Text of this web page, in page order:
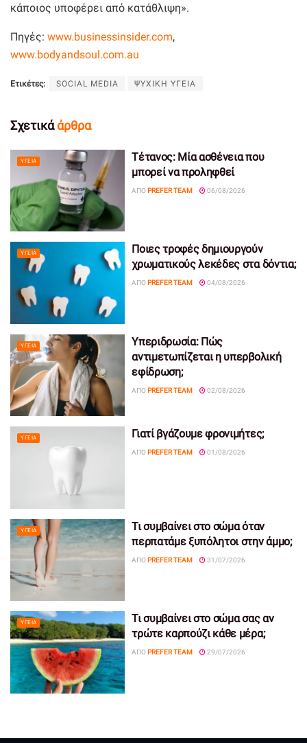
κάποιος υποφέρει από κατάθλιψη».
Πηγές: www.businessinsider.com,
www.bodyandsoul.com.au
Ετικέτες: SOCIAL MEDIA ΨΥΧΙΚΗ ΥΓΕΙΑ
Σχετικάάρθρα
ΥΓΕΊΑ
Τέτανος: Μία ασθένεια που
μπορεί να προληφθεί
ΑΠΌ PREFER TEAM 06/08/2026
ΥΓΕΊΑ
Ποιες τροφές δημιουργούν
χρωματικούς λεκέδες στα δόντια;
ΑΠΌ PREFER TEAM 04/08/2026
ΥΓΕΊΑ
Υπεριδρωσία: Πώς
αντιμετωπίζεται η υπερβολική
εφίδρωση;
ΑΠΌ PREFER TEAM 02/08/2026
ΥΓΕΊΑ Γιατί βγάζουμε φρονιμήτες;
ΑΠΌ PREFER TEAM 01/08/2026
ΥΓΕΊΑ
Τι συμβαίνει στο σώμα όταν
περπατάμε ξυπόλητοι στην άμμο;
ΑΠΌ PREFER TEAM 31/07/2026
ΥΓΕΊΑ
Τι συμβαίνει στο σώμα σας αν
τρώτε καρπούζι κάθε μέρα;
ΑΠΌ PREFER TEAM 29/07/2026